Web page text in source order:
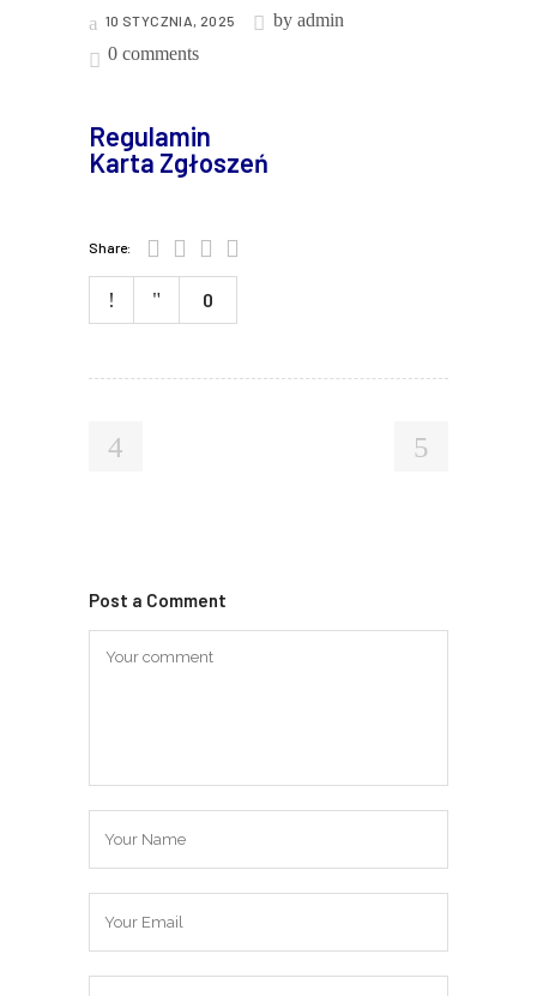
10 STYCZNIA, 2025 by admin
0 comments
Regulamin
Karta Zgłoszeń
Share:
0
Post a Comment